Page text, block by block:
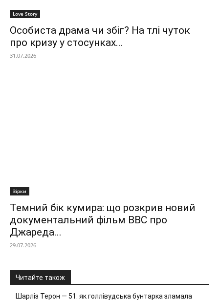
Love Story
Особиста драма чи збіг? На тлі чуток
про кризу у стосунках...
31.07.2026
Зірки
Темний бік кумира: що розкрив новий
документальний фільм ВВС про
Джареда...
29.07.2026
Читайте також
Шарліз Терон — 51: як голлівудська бунтарка зламала